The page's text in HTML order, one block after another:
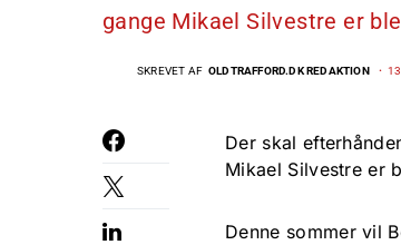
gange Mikael Silvestre er
SKREVET AF OLDTRAFFORD.DK REDAKTION
Der skal
Mikael Silvestre er
Denne sommer vil